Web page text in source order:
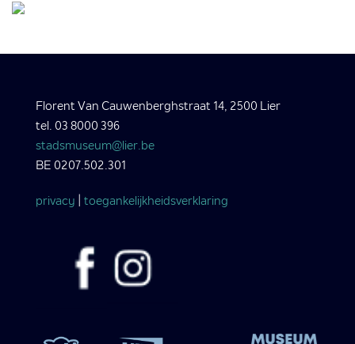
Florent Van Cauwenberghstraat 14, 2500 Lier
tel. 03 8000 396
stadsmuseum@lier.be
BE 0207.502.301
privacy toegankelijkheidsverklaring